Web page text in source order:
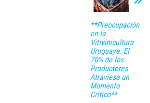
**Preocupación
en la
Vitivinicultura
Uruguaya: El
70% de los
Productores
Atraviesa un
Momento
Crítico**